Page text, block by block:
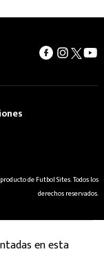
de Futbol Sites. Todos los
derechos reservados.
en esta